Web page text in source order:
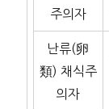
주의자
난류(卵
類) 채식주
의자